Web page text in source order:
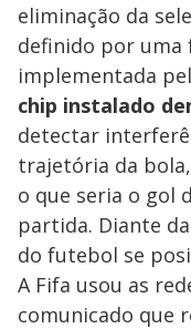
eliminação da
definido por uma
implementada
chip instalado
detectar
trajetória da
o que seria o gol
partida. Diante
do futebol se
A Fifa usou as
comunicado que